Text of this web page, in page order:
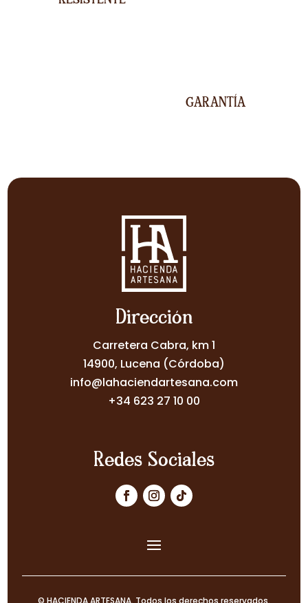
GARANTÍA
Dirección
Carretera Cabra, km 1
14900, Lucena (Córdoba)
info@lahaciendartesana.com
+34 623 27 10 00
Redes Sociales
© HACIENDA ARTESANA. Todos los derechos reservados.